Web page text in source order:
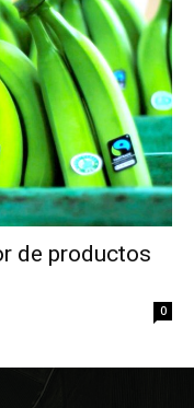
de productos
0